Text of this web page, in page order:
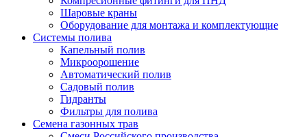
Шаровые краны
Оборудование для монтажа и комплектующие
Системы полива
Капельный полив
Микроорошение
Автоматический полив
Садовый полив
Гидранты
Фильтры для полива
Семена газонных трав